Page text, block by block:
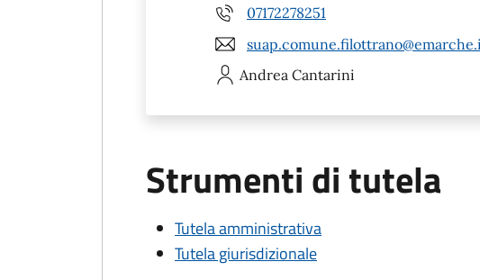
07172278251
Andrea Cantarini
Strumenti di tutela
Tutela amministrativa
Tutela giurisdizionale